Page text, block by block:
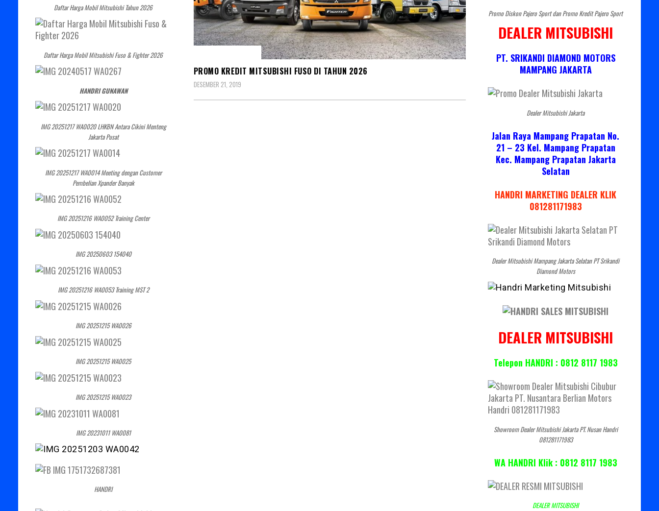
PROMO KREDIT MITSUBISHI FUSO DI TAHUN 2026
DESEMBER 21, 2019
Daftar Harga Mobil Mitsubishi Tahun 2026
Daftar Harga Mobil Mitsubishi Fuso & Fighter 2026
HANDRI GUNAWAN
IMG 20251217 WA0020 LHKBN Antara Cikini Menteng
Jakarta Pusat
IMG 20251217 WA0014 Meeting dengan Customer
Pembelian Xpander Banyak
IMG 20251216 WA0052 Training Center
IMG 20250603 154040
IMG 20251216 WA0053 Training MST 2
IMG 20251215 WA0026
IMG 20251215 WA0025
IMG 20251215 WA0023
IMG 20231011 WA0081
HANDRI
Promo Diskon Pajero Sport dan Promo Kredit Pajero Sport
DEALER MITSUBISHI
PT. SRIKANDI DIAMOND MOTORS
MAMPANG JAKARTA
Dealer Mitsubishi Jakarta
Jalan Raya Mampang Prapatan No.
21 – 23 Kel. Mampang Prapatan
Kec. Mampang Prapatan Jakarta
Selatan
HANDRI MARKETING DEALER KLIK
081281171983
Dealer Mitsubishi Mampang Jakarta Selatan PT Srikandi
Diamond Motors
DEALER MITSUBISHI
Telepon HANDRI : 0812 8117 1983
Showroom Dealer Mitsubishi Jakarta PT. Nusan Handri
081281171983
WA HANDRI Klik : 0812 8117 1983
DEALER MITSUBISHI